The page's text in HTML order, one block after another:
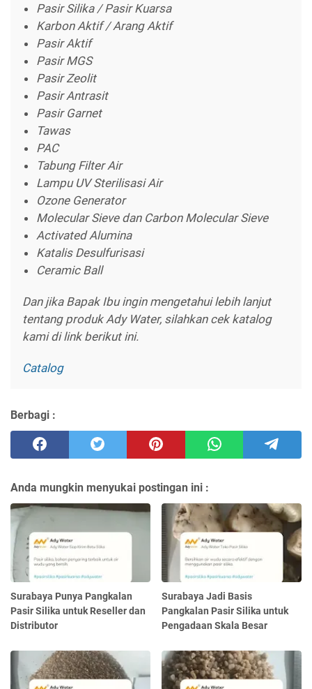
Pasir Silika / Pasir Kuarsa
Karbon Aktif / Arang Aktif
Pasir Aktif
Pasir MGS
Pasir Zeolit
Pasir Antrasit
Pasir Garnet
Tawas
PAC
Tabung Filter Air
Lampu UV Sterilisasi Air
Ozone Generator
Molecular Sieve dan Carbon Molecular Sieve
Activated Alumina
Katalis Desulfurisasi
Ceramic Ball
Dan jika Bapak Ibu ingin mengetahui lebih lanjut
tentang produk Ady Water, silahkan cek katalog
kami di link berikut ini.
Catalog
Berbagi :
Anda mungkin menyukai postingan ini :
Surabaya Punya Pangkalan
Pasir Silika untuk Reseller dan
Distributor
Surabaya Jadi Basis
Pangkalan Pasir Silika untuk
Pengadaan Skala Besar